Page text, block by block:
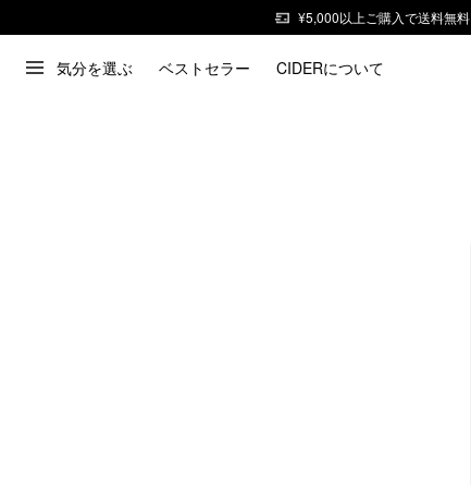
¥5,000以上ご購入で送料無料
気分を選ぶ ベストセラー CIDERについて